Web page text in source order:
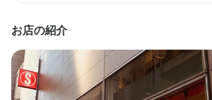
企業情報
お店の紹介
給与補足
交通費支給：1日1000円まで